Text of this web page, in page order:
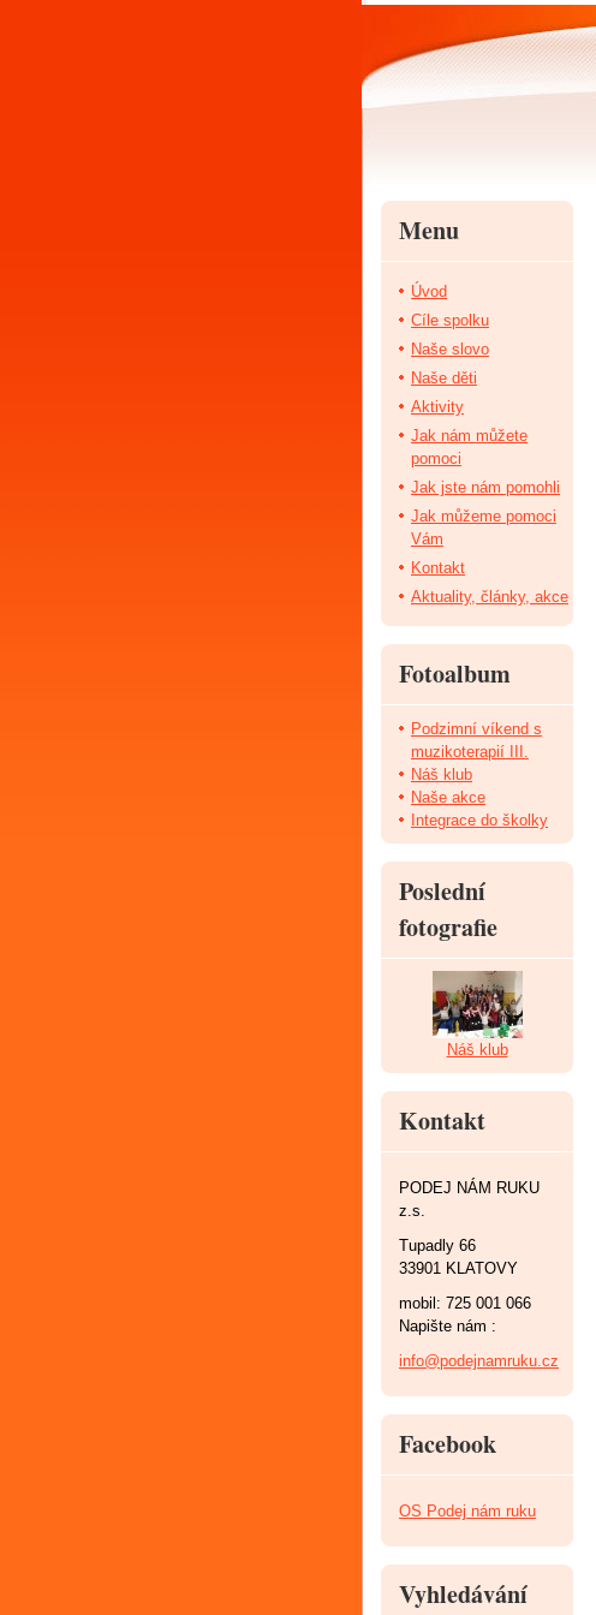
Menu
Úvod
Cíle spolku
Naše slovo
Naše děti
Aktivity
Jak nám můžete
pomoci
Jak jste nám pomohli
Jak můžeme pomoci
Vám
Kontakt
Aktuality, články, akce
Fotoalbum
Podzimní víkend s
muzikoterapií III.
Náš klub
Naše akce
Integrace do školky
Poslední
fotografie
Náš klub
Kontakt
PODEJ NÁM RUKU
z.s.
Tupadly 66
33901 KLATOVY
mobil: 725 001 066
Napište nám :
info@podejnamruku.cz
Facebook
OS Podej nám ruku
Vyhledávání